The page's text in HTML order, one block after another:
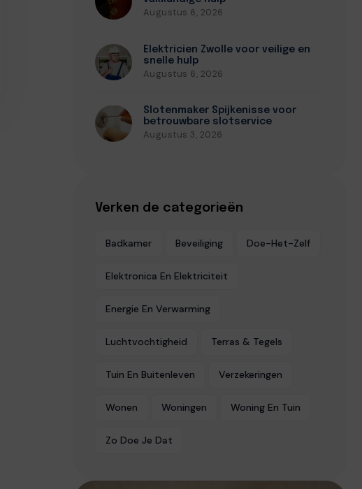
Augustus 6, 2026
Elektricien Zwolle voor veilige en
snelle hulp
Augustus 6, 2026
Slotenmaker Spijkenisse voor
betrouwbare slotservice
Augustus 3, 2026
Verken de categorieën
Badkamer Beveiliging Doe-Het-Zelf
Elektronica En Elektriciteit
Energie En Verwarming
Luchtvochtigheid Terras & Tegels
Tuin En Buitenleven Verzekeringen
Wonen Woningen Woning En Tuin
Zo Doe Je Dat